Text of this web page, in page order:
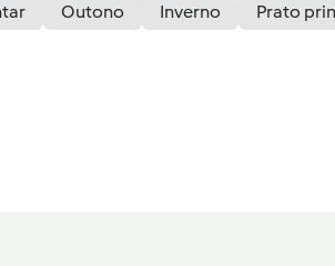
Outono Inverno Prato